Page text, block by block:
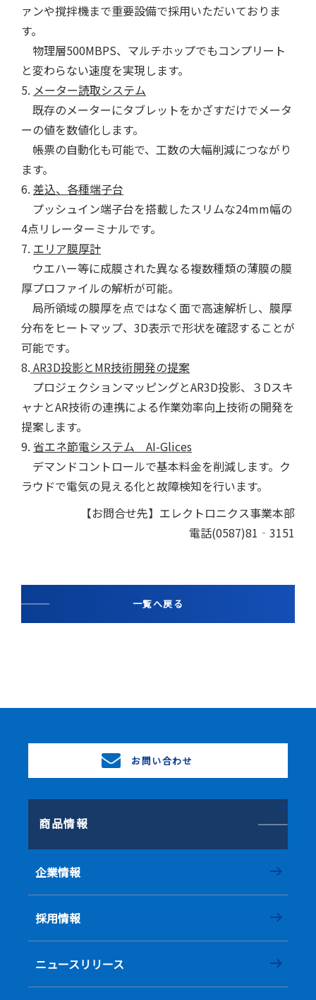
ァンや撹拌機まで重要設備で採用いただいておりま
す。
物理層500MBPS、マルチホップでもコンプリート
と変わらない速度を実現します。
5. メーター読取システム
既存のメーターにタブレットをかざすだけでメータ
ーの値を数値化します。
帳票の自動化も可能で、工数の大幅削減につながり
ます。
6. 差込、各種端子台
プッシュイン端子台を搭載したスリムな24mm幅の
4点リレーターミナルです。
7. エリア膜厚計
ウエハー等に成膜された異なる複数種類の薄膜の膜
厚プロファイルの解析が可能。
局所領域の膜厚を点ではなく面で高速解析し、膜厚
分布をヒートマップ、3D表示で形状を確認することが
可能です。
8. AR3D投影とMR技術開発の提案
プロジェクションマッピングとAR3D投影、３Dスキ
ャナとAR技術の連携による作業効率向上技術の開発を
提案します。
9. 省エネ節電システム AI-Glices
デマンドコントロールで基本料金を削減します。ク
ラウドで電気の見える化と故障検知を行います。
【お問合せ先】エレクトロニクス事業本部
電話(0587)81‐3151
一覧へ戻る
お問い合わせ
企業情報
採用情報
ニュースリリース
商品情報